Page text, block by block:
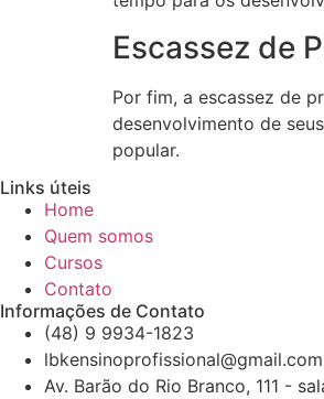
Escassez de
Por fim, a escassez de
desenvolvimento de
popular.
Links úteis
Home
Quem somos
Cursos
Contato
Informações de Contato
(48) 9 9934-1823
lbkensinoprofissional@gmail.com
Av. Barão do Rio Branco, 111 -